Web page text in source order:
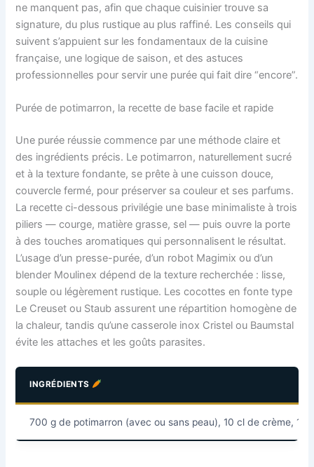
ne manquent pas, afin que chaque cuisinier trouve sa
signature, du plus rustique au plus raffiné. Les conseils qui
suivent s’appuient sur les fondamentaux de la cuisine
française, une logique de saison, et des astuces
professionnelles pour servir une purée qui fait dire “encore”.
Purée de potimarron, la recette de base facile et rapide
Une purée réussie commence par une méthode claire et
des ingrédients précis. Le potimarron, naturellement sucré
et à la texture fondante, se prête à une cuisson douce,
couvercle fermé, pour préserver sa couleur et ses parfums.
La recette ci-dessous privilégie une base minimaliste à trois
piliers — courge, matière grasse, sel — puis ouvre la porte
à des touches aromatiques qui personnalisent le résultat.
L’usage d’un presse-purée, d’un robot Magimix ou d’un
blender Moulinex dépend de la texture recherchée : lisse,
souple ou légèrement rustique. Les cocottes en fonte type
Le Creuset ou Staub assurent une répartition homogène de
la chaleur, tandis qu’une casserole inox Cristel ou Baumstal
évite les attaches et les goûts parasites.
INGRÉDIENTS
700 g de potimarron (avec ou sans peau), 10 cl de crème,